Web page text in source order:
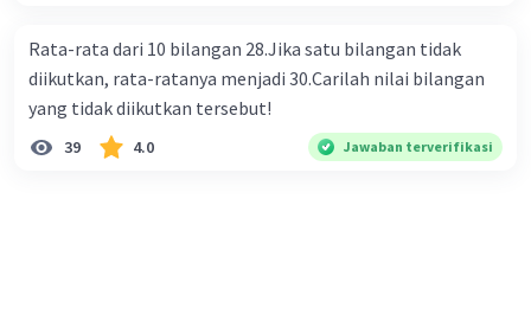
Rata-rata dari 10 bilangan 28.Jika satu bilangan tidak
diikutkan, rata-ratanya menjadi 30.Carilah nilai bilangan
yang tidak diikutkan tersebut!
39 4.0 Jawaban terverifikasi